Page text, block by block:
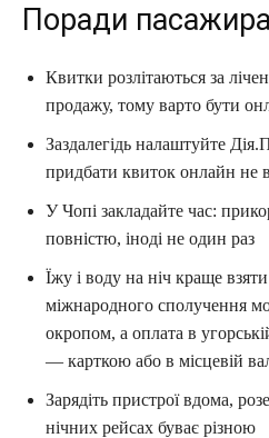
Поради
Квитки розлітаються за
продажу, тому варто бути
Заздалегідь налаштуйте
придбати квиток онлайн не
У Чопі закладайте час:
повністю, іноді не один раз
Їжу і воду на ніч краще
міжнародного сполучення
окропом, а оплата в
— карткою або в місцевій
Зарядіть пристрої вдома,
нічних рейсах буває різною